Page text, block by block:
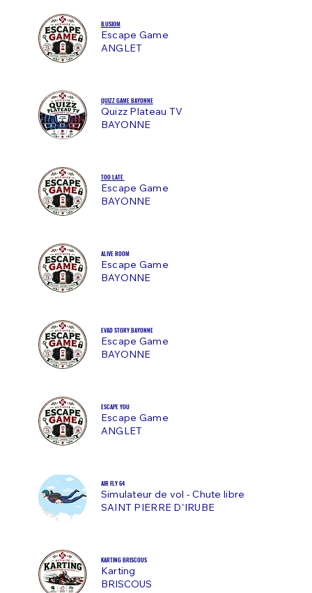
ILUSIOM
Escape Game
ANGLET
QUIZZ GAME BAYONNE
Quizz Plateau TV
BAYONNE
TOO LATE
Escape Game
BAYONNE
ALIVE ROOM
Escape Game
BAYONNE
EVAD STORY BAYONNE
Escape Game
BAYONNE
ESCAPE YOU
Escape Game
ANGLET
AIR FLY 64
Simulateur de vol - Chute libre
SAINT PIERRE D'IRUBE
KARTING BRISCOUS
Karting
BRISCOUS